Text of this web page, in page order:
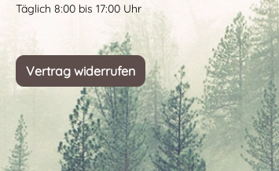
Täglich 8:00 bis 17:00 Uhr
Vertrag widerrufen